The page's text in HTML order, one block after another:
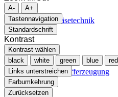
Gebläsetechnik
Stickstofferzeugung
A-
A+
Tastennavigation
Standardschrift
Kontrast
Kontrast wählen
black
white green blue red
Links unterstreichen
Farbumkehrung
Zurücksetzen